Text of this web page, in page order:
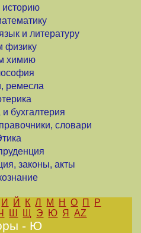
и литературу
физику
химию
ремесла
бухгалтерия
словари
законы, акты
И Й К Л М Н О П
Р
Ш Щ Э Ю Я AZ
- Ю